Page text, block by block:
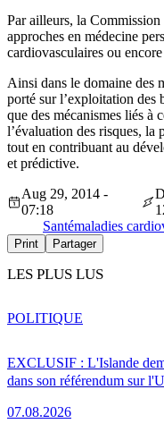
Par ailleurs, la
approches en médecine
cardiovasculaires ou
Ainsi dans le domaine des
porté sur l’exploitation des
que des mécanismes liés à
l’évaluation des risques, la
tout en contribuant au
et prédictive.
Aug 29, 2014 -
07:18
Santémaladies
Print Partager
LES PLUS LUS
EXCLUSIF : L'Islande
dans son référendum sur
07.08.2026
POLITIQUE